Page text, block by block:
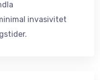
invasivitet